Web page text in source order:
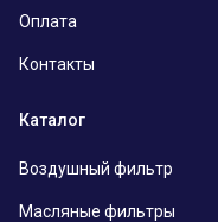
Оплата
Контакты
Каталог
Воздушный фильтр
Масляные фильтры